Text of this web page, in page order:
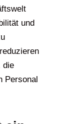
und
die
Personal